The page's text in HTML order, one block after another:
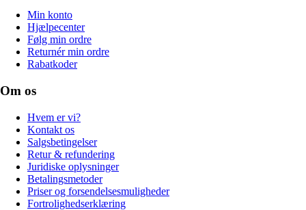
Min konto
Hjælpecenter
Følg min ordre
Returnér min ordre
Rabatkoder
Om os
Hvem er vi?
Kontakt os
Salgsbetingelser
Retur & refundering
Juridiske oplysninger
Betalingsmetoder
Priser og forsendelsesmuligheder
Fortrolighedserklæring